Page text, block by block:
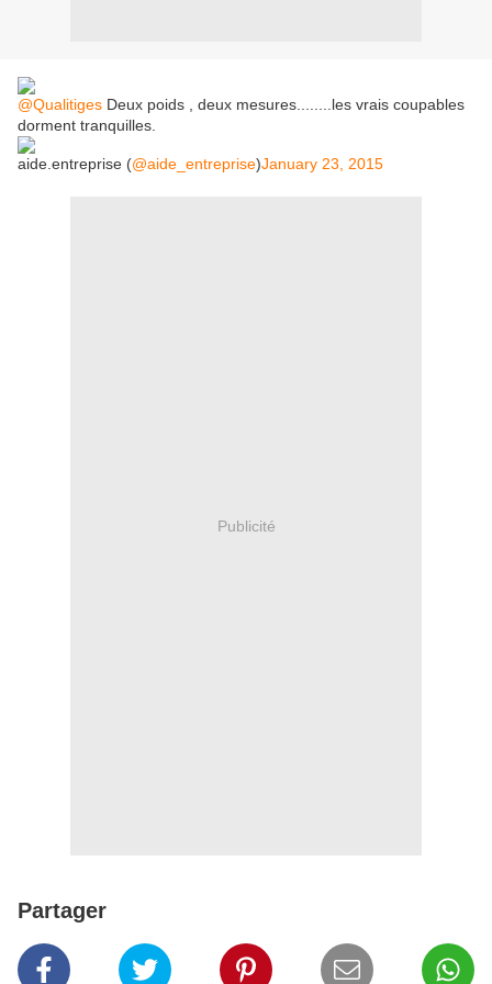
@Qualitiges Deux poids , deux mesures........les vrais coupables
dorment tranquilles.
aide.entreprise (@aide_entreprise)January 23, 2015
Publicité
Partager